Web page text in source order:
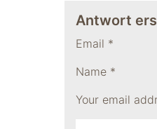
Antwort
Your email
Name *
Email *